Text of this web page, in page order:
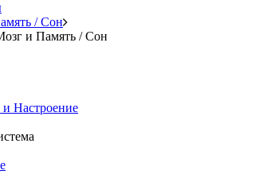
/ Сон
и Память / Сон
и Настроение